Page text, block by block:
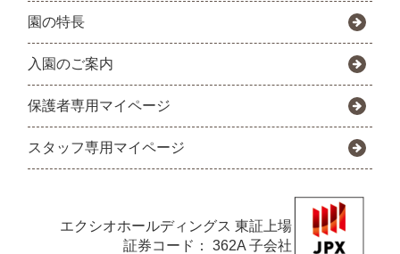
園の特長
入園のご案内
保護者専用マイページ
スタッフ専用マイページ
エクシオホールディングス 東証上場
証券コード： 362A 子会社